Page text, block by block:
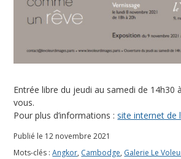
r
Entrée libre du jeudi au samedi de 14h30
vous.
Pour plus d’informations : site internet de
Publié le 12 novembre 2021
Mots-clés :Angkor, Cambodge, Galerie Le